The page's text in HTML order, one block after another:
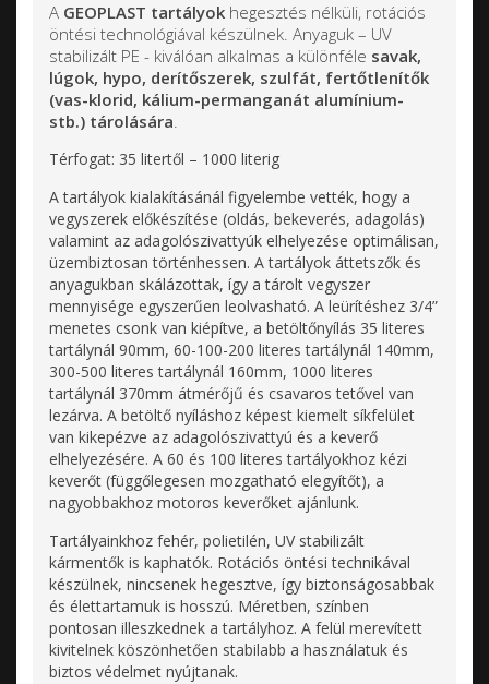
A GEOPLAST tartályok hegesztés nélküli, rotációs
öntési technológiával készülnek. Anyaguk – UV
stabilizált PE - kiválóan alkalmas a különféle savak,
lúgok, hypo, derítőszerek, szulfát, fertőtlenítők
(vas-klorid, kálium-permanganát alumínium-
stb.) tárolására.
Térfogat: 35 litertől – 1000 literig
A tartályok kialakításánál figyelembe vették, hogy a
vegyszerek előkészítése (oldás, bekeverés, adagolás)
valamint az adagolószivattyúk elhelyezése optimálisan,
üzembiztosan történhessen. A tartályok áttetszők és
anyagukban skálázottak, így a tárolt vegyszer
mennyisége egyszerűen leolvasható. A leürítéshez 3/4”
menetes csonk van kiépítve, a betöltőnyílás 35 literes
tartálynál 90mm, 60-100-200 literes tartálynál 140mm,
300-500 literes tartálynál 160mm, 1000 literes
tartálynál 370mm átmérőjű és csavaros tetővel van
lezárva. A betöltő nyíláshoz képest kiemelt síkfelület
van kikepézve az adagolószivattyú és a keverő
elhelyezésére. A 60 és 100 literes tartályokhoz kézi
keverőt (függőlegesen mozgatható elegyítőt), a
nagyobbakhoz motoros keverőket ajánlunk.
Tartályainkhoz fehér, polietilén, UV stabilizált
kármentők is kaphatók. Rotációs öntési technikával
készülnek, nincsenek hegesztve, így biztonságosabbak
és élettartamuk is hosszú. Méretben, színben
pontosan illeszkednek a tartályhoz. A felül merevített
kivitelnek köszönhetően stabilabb a használatuk és
biztos védelmet nyújtanak.